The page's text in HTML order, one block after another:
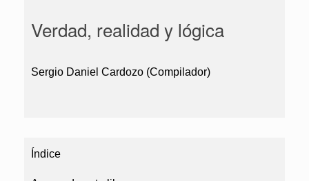
Verdad, realidad y lógica
Sergio Daniel Cardozo (Compilador)
Índice